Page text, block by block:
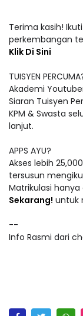
Terima kasih!
perkembangan
Klik Di Sini
TUISYEN
Akademi
Siaran Tuisyen
KPM & Swasta
lanjut.
APPS AYU?
Akses lebih
tersusun
Matrikulasi hanya
Sekarang! untuk
--
Info Rasmi dari